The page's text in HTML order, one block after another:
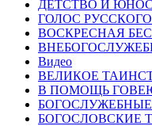
ДЕТСТВО И
ГОЛОС
ВОСКРЕСНАЯ
Видео
ВЕЛИКОЕ
В ПОМОЩЬ
БОГОСЛОВСКИЕ